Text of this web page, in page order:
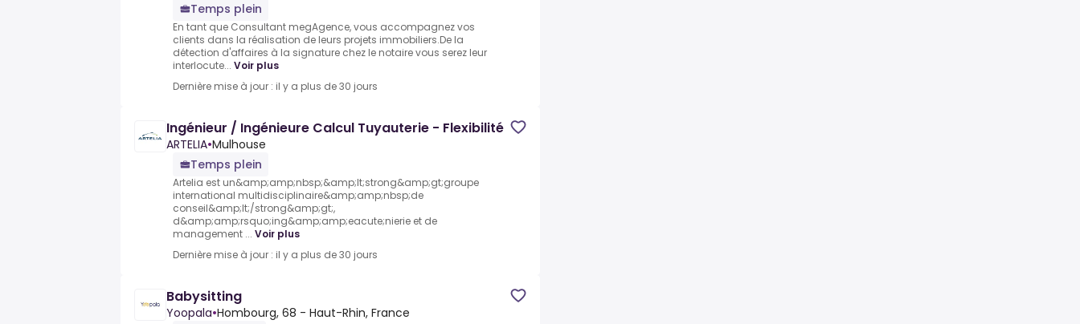
Temps plein
En tant que Consultant megAgence, vous accompagnez vos
clients dans la réalisation de leurs projets immobiliers.De la
détection d'affaires à la signature chez le notaire vous serez leur
interlocute... Voir plus
Dernière mise à jour : il y a plus de 30 jours
Ingénieur / Ingénieure Calcul Tuyauterie - Flexibilité
ARTELIA•Mulhouse
Temps plein
Artelia est un&amp;amp;nbsp;&amp;lt;strong&amp;gt;groupe
international multidisciplinaire&amp;amp;nbsp;de
conseil&amp;lt;/strong&amp;gt;,
d&amp;amp;rsquo;ing&amp;amp;eacute;nierie et de
management ... Voir plus
Dernière mise à jour : il y a plus de 30 jours
Babysitting
Yoopala•Hombourg, 68 - Haut-Rhin, France